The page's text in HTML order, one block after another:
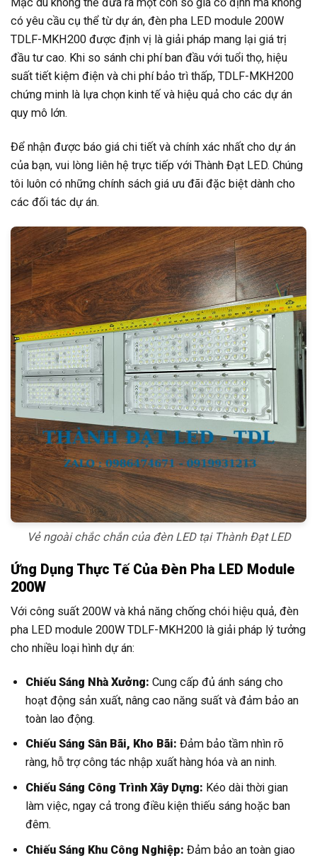
có yêu cầu cụ thể từ dự án, đèn pha LED module 200W
TDLF-MKH200 được định vị là giải pháp mang lại giá trị
đầu tư cao. Khi so sánh chi phí ban đầu với tuổi thọ, hiệu
suất tiết kiệm điện và chi phí bảo trì thấp, TDLF-MKH200
chứng minh là lựa chọn kinh tế và hiệu quả cho các dự án
quy mô lớn.
Để nhận được báo giá chi tiết và chính xác nhất cho dự án
của bạn, vui lòng liên hệ trực tiếp với Thành Đạt LED. Chúng
tôi luôn có những chính sách giá ưu đãi đặc biệt dành cho
các đối tác dự án.
Vẻ ngoài chắc chắn của đèn LED tại Thành Đạt LED
Ứng Dụng Thực Tế Của Đèn Pha LED Module
200W
Với công suất 200W và khả năng chống chói hiệu quả, đèn
pha LED module 200W TDLF-MKH200 là giải pháp lý tưởng
cho nhiều loại hình dự án:
Chiếu Sáng Nhà Xưởng: Cung cấp đủ ánh sáng cho
hoạt động sản xuất, nâng cao năng suất và đảm bảo an
toàn lao động.
Chiếu Sáng Sân Bãi, Kho Bãi: Đảm bảo tầm nhìn rõ
ràng, hỗ trợ công tác nhập xuất hàng hóa và an ninh.
Chiếu Sáng Công Trình Xây Dựng: Kéo dài thời gian
làm việc, ngay cả trong điều kiện thiếu sáng hoặc ban
đêm.
Chiếu Sáng Khu Công Nghiệp: Đảm bảo an toàn giao